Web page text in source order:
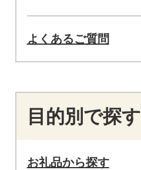
よくあるご質問
目的別で探す
お礼品から探す